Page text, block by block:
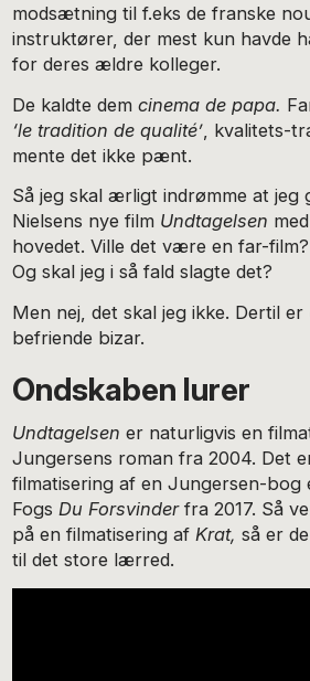
modsætning til f.eks de franske
instruktører, der mest kun havde
for deres ældre kolleger.
De kaldte demcinema de papa.
‘le tradition de qualité’ , kvalitets-
mente det ikke pænt.
Så jeg skal ærligt indrømme at jeg
Nielsens nye film Undtagelsen
hovedet. Ville det være en far-
Og skal jeg i så fald slagte det?
Men nej, det skal jeg ikke. Dertil er
befriende bizar.
Ondskaben lurer
Undtagelsener naturligvis en
Jungersens roman fra 2004. Det
filmatisering af en Jungersen-bog
Fogs Du Forsvinderfra 2017. Så
på en filmatisering af Krat,så er
til det store lærred.